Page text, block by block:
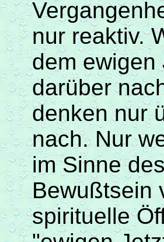
nur reaktiv.
dem ewigen
darüber
denken nur
nach. Nur
im Sinne
Bewußtsein
spirituelle